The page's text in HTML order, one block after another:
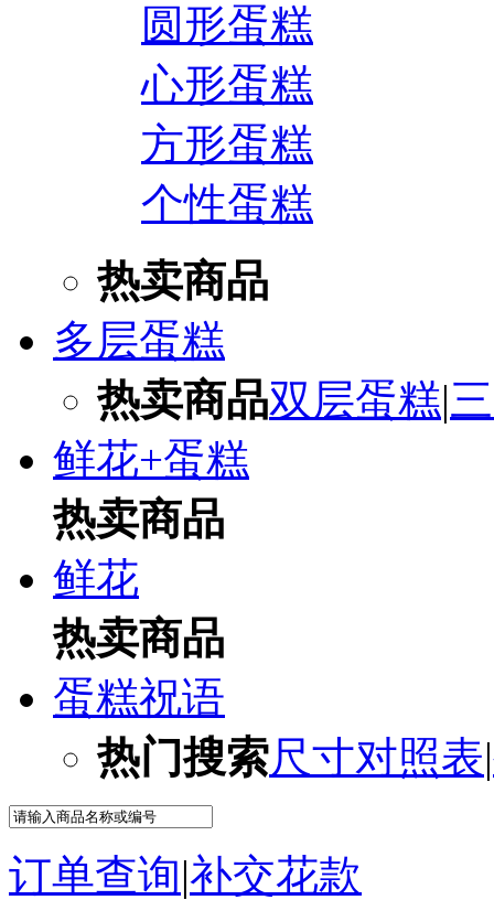
圆形蛋糕
心形蛋糕
方形蛋糕
个性蛋糕
热卖商品
多层蛋糕
热卖商品双层蛋糕|
鲜花+蛋糕
热卖商品
鲜花
热卖商品
蛋糕祝语
热门搜索尺寸对照表|
订单查询|补交花款